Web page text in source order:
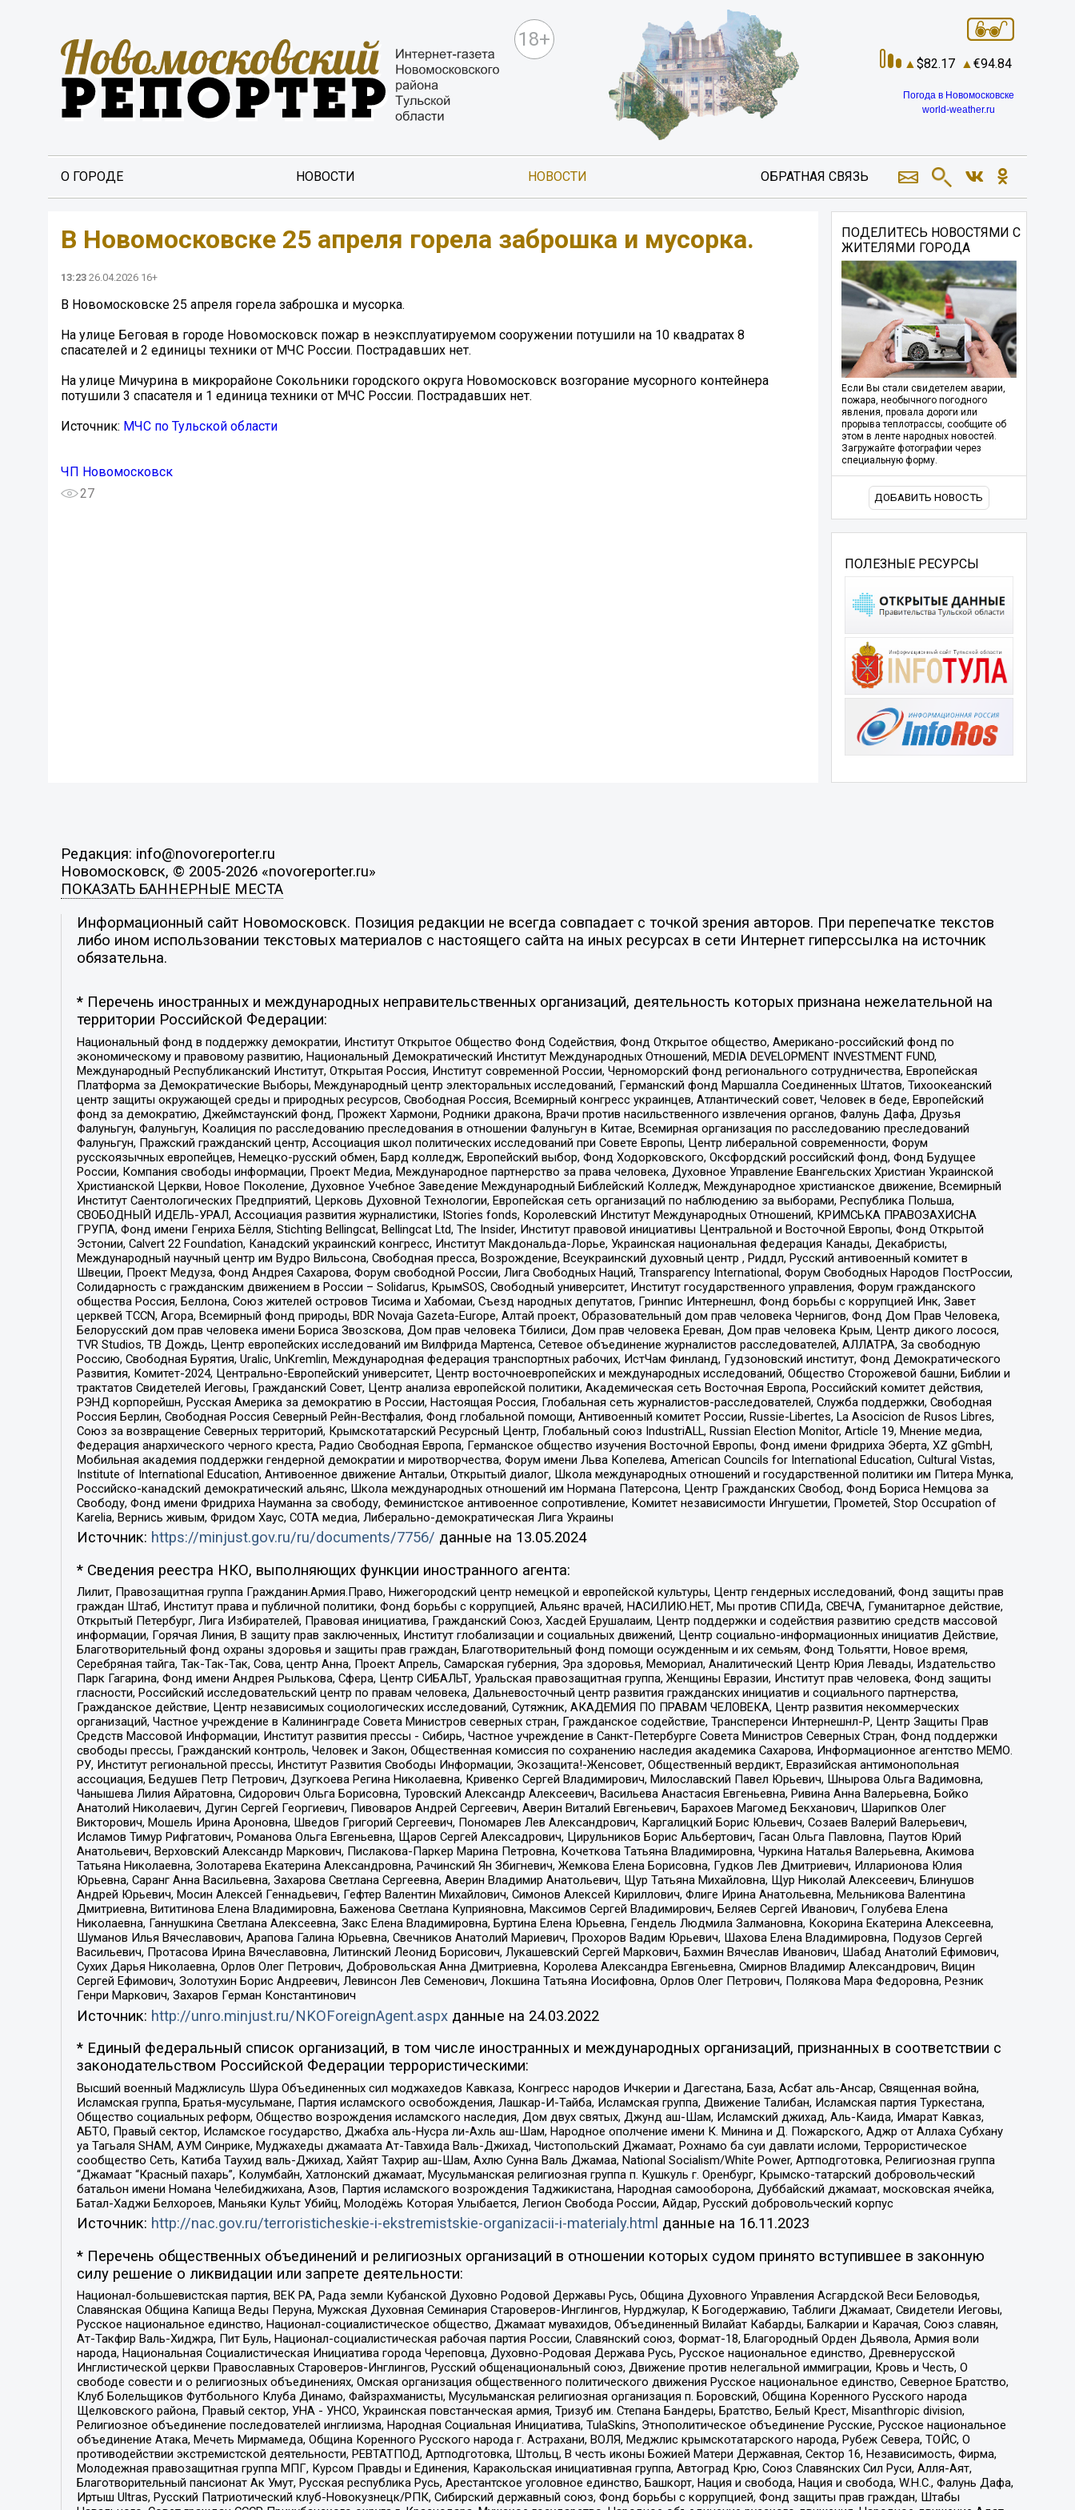
18+
82.17 94.84
Погода в Новомосковске
world-weather.ru
О ГОРОДЕ НОВОСТИ НОВОСТИ ОБРАТНАЯ СВЯЗЬ
️В Новомосковске 25 апреля горела заброшка и мусорка.
13:23 26.04.2026 16+
️В Новомосковске 25 апреля горела заброшка и мусорка.
На улице Беговая в городе Новомосковск пожар в неэксплуатируемом сооружении потушили на 10 квадратах 8
спасателей и 2 единицы техники от МЧС России. Пострадавших нет.
На улице Мичурина в микрорайоне Сокольники городского округа Новомосковск возгорание мусорного контейнера
потушили 3 спасателя и 1 единица техники от МЧС России. Пострадавших нет.
Источник: МЧС по Тульской области
ЧП Новомосковск
27
ПОДЕЛИТЕСЬ НОВОСТЯМИ С
ЖИТЕЛЯМИ ГОРОДА
Если Вы стали свидетелем аварии,
пожара, необычного погодного
явления, провала дороги или
прорыва теплотрассы, сообщите об
этом в ленте народных новостей.
Загружайте фотографии через
специальную форму.
ДОБАВИТЬ НОВОСТЬ
ПОЛЕЗНЫЕ РЕСУРСЫ
Редакция: info@novoreporter.ru
Новомосковск, © 2005-2026 «novoreporter.ru»
ПОКАЗАТЬ БАННЕРНЫЕ МЕСТА
Информационный сайт Новомосковск. Позиция редакции не всегда совпадает с точкой зрения авторов. При перепечатке текстов
либо ином использовании текстовых материалов с настоящего сайта на иных ресурсах в сети Интернет гиперссылка на источник
обязательна.
* Перечень иностранных и международных неправительственных организаций, деятельность которых признана нежелательной на
территории Российской Федерации:
Национальный фонд в поддержку демократии, Институт Открытое Общество Фонд Содействия, Фонд Открытое общество, Американо-российский фонд по
экономическому и правовому развитию, Национальный Демократический Институт Международных Отношений, MEDIA DEVELOPMENT INVESTMENT FUND,
Международный Республиканский Институт, Открытая Россия, Институт современной России, Черноморский фонд регионального сотрудничества, Европейская
Платформа за Демократические Выборы, Международный центр электоральных исследований, Германский фонд Маршалла Соединенных Штатов, Тихоокеанский
центр защиты окружающей среды и природных ресурсов, Свободная Россия, Всемирный конгресс украинцев, Атлантический совет, Человек в беде, Европейский
фонд за демократию, Джеймстаунский фонд, Прожект Хармони, Родники дракона, Врачи против насильственного извлечения органов, Фалунь Дафа, Друзья
Фалуньгун, Фалуньгун, Коалиция по расследованию преследования в отношении Фалуньгун в Китае, Всемирная организация по расследованию преследований
Фалуньгун, Пражский гражданский центр, Ассоциация школ политических исследований при Совете Европы, Центр либеральной современности, Форум
русскоязычных европейцев, Немецко-русский обмен, Бард колледж, Европейский выбор, Фонд Ходорковского, Оксфордский российский фонд, Фонд Будущее
России, Компания свободы информации, Проект Медиа, Международное партнерство за права человека, Духовное Управление Евангельских Христиан Украинской
Христианской Церкви, Новое Поколение, Духовное Учебное Заведение Международный Библейский Колледж, Международное христианское движение, Всемирный
Институт Саентологических Предприятий, Церковь Духовной Технологии, Европейская сеть организаций по наблюдению за выборами, Республика Польша,
СВОБОДНЫЙ ИДЕЛЬ-УРАЛ, Ассоциация развития журналистики, IStories fonds, Королевский Институт Международных Отношений, КРИМСЬКА ПРАВОЗАХИСНА
ГРУПА, Фонд имени Генриха Бёлля, Stichting Bellingcat, Bellingcat Ltd, The Insider, Институт правовой инициативы Центральной и Восточной Европы, Фонд Открытой
Эстонии, Calvert 22 Foundation, Канадский украинский конгресс, Институт Макдональда-Лорье, Украинская национальная федерация Канады, Декабристы,
Международный научный центр им Вудро Вильсона, Свободная пресса, Возрождение, Всеукраинский духовный центр , Риддл, Русский антивоенный комитет в
Швеции, Проект Медуза, Фонд Андрея Сахарова, Форум свободной России, Лига Свободных Наций, Transparеncy International, Форум Свободных Народов ПостРоссии,
Солидарность с гражданским движением в России – Solidarus, КрымSOS, Свободный университет, Институт государственного управления, Форум гражданского
общества Россия, Беллона, Союз жителей островов Тисима и Хабомаи, Съезд народных депутатов, Гринпис Интернешнл, Фонд борьбы с коррупцией Инк, Завет
церквей TCCN, Агора, Всемирный фонд природы, BDR Novaja Gazeta-Europe, Алтай проект, Образовательный дом прав человека Чернигов, Фонд Дом Прав Человека,
Белорусский дом прав человека имени Бориса Звозскова, Дом прав человека Тбилиси, Дом прав человека Ереван, Дом прав человека Крым, Центр дикого лосося,
TVR Studios, ТВ Дождь, Центр европейских исследований им Вилфрида Мартенса, Сетевое объединение журналистов расследователей, АЛЛАТРА, За свободную
Россию, Свободная Бурятия, Uralic, UnKremlin, Международная федерация транспортных рабочих, ИстЧам Финланд, Гудзоновский институт, Фонд Демократического
Развития, Комитет-2024, Центрально-Европейский университет, Центр восточноевропейских и международных исследований, Общество Сторожевой башни, Библии и
трактатов Свидетелей Иеговы, Гражданский Совет, Центр анализа европейской политики, Академическая сеть Восточная Европа, Российский комитет действия,
РЭНД корпорейшн, Русская Америка за демократию в России, Настоящая Россия, Глобальная сеть журналистов-расследователей, Служба поддержки, Свободная
Россия Берлин, Свободная Россия Северный Рейн-Вестфалия, Фонд глобальной помощи, Антивоенный комитет России, Russie-Libertes, La Asocicion de Rusos Libres,
Союз за возвращение Северных территорий, Крымскотатарский Ресурсный Центр, Глобальный союз IndustriALL, Russian Election Monitor, Article 19, Мнение медиа,
Федерация анархического черного креста, Радио Свободная Европа, Германское общество изучения Восточной Европы, Фонд имени Фридриха Эберта, XZ gGmbH,
Мобильная академия поддержки гендерной демократии и миротворчества, Форум имени Льва Копелева, American Councils for International Education, Cultural Vistas,
Institute of International Education, Антивоенное движение Антальи, Открытый диалог, Школа международных отношений и государственной политики им Питера Мунка,
Российско-канадский демократический альянс, Школа международных отношений им Нормана Патерсона, Центр Гражданских Свобод, Фонд Бориса Немцова за
Свободу, Фонд имени Фридриха Науманна за свободу, Феминистское антивоенное сопротивление, Комитет независимости Ингушетии, Прометей, Stop Occupation of
Karelia, Вернись живым, Фридом Хаус, СОТА медиа, Либерально-демократическая Лига Украины
Источник: https://minjust.gov.ru/ru/documents/7756/ данные на 13.05.2024
* Сведения реестра НКО, выполняющих функции иностранного агента:
Лилит, Правозащитная группа Гражданин.Армия.Право, Нижегородский центр немецкой и европейской культуры, Центр гендерных исследований, Фонд защиты прав
граждан Штаб, Институт права и публичной политики, Фонд борьбы с коррупцией, Альянс врачей, НАСИЛИЮ.НЕТ, Мы против СПИДа, СВЕЧА, Гуманитарное действие,
Открытый Петербург, Лига Избирателей, Правовая инициатива, Гражданский Союз, Хасдей Ерушалаим, Центр поддержки и содействия развитию средств массовой
информации, Горячая Линия, В защиту прав заключенных, Институт глобализации и социальных движений, Центр социально-информационных инициатив Действие,
Благотворительный фонд охраны здоровья и защиты прав граждан, Благотворительный фонд помощи осужденным и их семьям, Фонд Тольятти, Новое время,
Серебряная тайга, Так-Так-Так, Сова, центр Анна, Проект Апрель, Самарская губерния, Эра здоровья, Мемориал, Аналитический Центр Юрия Левады, Издательство
Парк Гагарина, Фонд имени Андрея Рылькова, Сфера, Центр СИБАЛЬТ, Уральская правозащитная группа, Женщины Евразии, Институт прав человека, Фонд защиты
гласности, Российский исследовательский центр по правам человека, Дальневосточный центр развития гражданских инициатив и социального партнерства,
Гражданское действие, Центр независимых социологических исследований, Сутяжник, АКАДЕМИЯ ПО ПРАВАМ ЧЕЛОВЕКА, Центр развития некоммерческих
организаций, Частное учреждение в Калининграде Совета Министров северных стран, Гражданское содействие, Трансперенси Интернешнл-Р, Центр Защиты Прав
Средств Массовой Информации, Институт развития прессы - Сибирь, Частное учреждение в Санкт-Петербурге Совета Министров Северных Стран, Фонд поддержки
свободы прессы, Гражданский контроль, Человек и Закон, Общественная комиссия по сохранению наследия академика Сахарова, Информационное агентство МЕМО.
РУ, Институт региональной прессы, Институт Развития Свободы Информации, Экозащита!-Женсовет, Общественный вердикт, Евразийская антимонопольная
ассоциация, Бедушев Петр Петрович, Дзугкоева Регина Николаевна, Кривенко Сергей Владимирович, Милославский Павел Юрьевич, Шнырова Ольга Вадимовна,
Чанышева Лилия Айратовна, Сидорович Ольга Борисовна, Туровский Александр Алексеевич, Васильева Анастасия Евгеньевна, Ривина Анна Валерьевна, Бойко
Анатолий Николаевич, Дугин Сергей Георгиевич, Пивоваров Андрей Сергеевич, Аверин Виталий Евгеньевич, Барахоев Магомед Бекханович, Шарипков Олег
Викторович, Мошель Ирина Ароновна, Шведов Григорий Сергеевич, Пономарев Лев Александрович, Каргалицкий Борис Юльевич, Созаев Валерий Валерьевич,
Исламов Тимур Рифгатович, Романова Ольга Евгеньевна, Щаров Сергей Алексадрович, Цирульников Борис Альбертович, Гасан Ольга Павловна, Паутов Юрий
Анатольевич, Верховский Александр Маркович, Пислакова-Паркер Марина Петровна, Кочеткова Татьяна Владимировна, Чуркина Наталья Валерьевна, Акимова
Татьяна Николаевна, Золотарева Екатерина Александровна, Рачинский Ян Збигневич, Жемкова Елена Борисовна, Гудков Лев Дмитриевич, Илларионова Юлия
Юрьевна, Саранг Анна Васильевна, Захарова Светлана Сергеевна, Аверин Владимир Анатольевич, Щур Татьяна Михайловна, Щур Николай Алексеевич, Блинушов
Андрей Юрьевич, Мосин Алексей Геннадьевич, Гефтер Валентин Михайлович, Симонов Алексей Кириллович, Флиге Ирина Анатольевна, Мельникова Валентина
Дмитриевна, Вититинова Елена Владимировна, Баженова Светлана Куприяновна, Максимов Сергей Владимирович, Беляев Сергей Иванович, Голубева Елена
Николаевна, Ганнушкина Светлана Алексеевна, Закс Елена Владимировна, Буртина Елена Юрьевна, Гендель Людмила Залмановна, Кокорина Екатерина Алексеевна,
Шуманов Илья Вячеславович, Арапова Галина Юрьевна, Свечников Анатолий Мариевич, Прохоров Вадим Юрьевич, Шахова Елена Владимировна, Подузов Сергей
Васильевич, Протасова Ирина Вячеславовна, Литинский Леонид Борисович, Лукашевский Сергей Маркович, Бахмин Вячеслав Иванович, Шабад Анатолий Ефимович,
Сухих Дарья Николаевна, Орлов Олег Петрович, Добровольская Анна Дмитриевна, Королева Александра Евгеньевна, Смирнов Владимир Александрович, Вицин
Сергей Ефимович, Золотухин Борис Андреевич, Левинсон Лев Семенович, Локшина Татьяна Иосифовна, Орлов Олег Петрович, Полякова Мара Федоровна, Резник
Генри Маркович, Захаров Герман Константинович
Источник: http://unro.minjust.ru/NKOForeignAgent.aspxданные на 24.03.2022
* Единый федеральный список организаций, в том числе иностранных и международных организаций, признанных в соответствии с
законодательством Российской Федерации террористическими:
Высший военный Маджлисуль Шура Объединенных сил моджахедов Кавказа, Конгресс народов Ичкерии и Дагестана, База, Асбат аль-Ансар, Священная война,
Исламская группа, Братья-мусульмане, Партия исламского освобождения, Лашкар-И-Тайба, Исламская группа, Движение Талибан, Исламская партия Туркестана,
Общество социальных реформ, Общество возрождения исламского наследия, Дом двух святых, Джунд аш-Шам, Исламский джихад, Аль-Каида, Имарат Кавказ,
АБТО, Правый сектор, Исламское государство, Джабха аль-Нусра ли-Ахль аш-Шам, Народное ополчение имени К. Минина и Д. Пожарского, Аджр от Аллаха Субхану
уа Тагьаля SHAM, АУМ Синрике, Муджахеды джамаата Ат-Тавхида Валь-Джихад, Чистопольский Джамаат, Рохнамо ба суи давлати исломи, Террористическое
сообщество Сеть, Катиба Таухид валь-Джихад, Хайят Тахрир аш-Шам, Ахлю Сунна Валь Джамаа, National Socialism/White Power, Артподготовка, Религиозная группа
“Джамаат “Красный пахарь”, Колумбайн, Хатлонский джамаат, Мусульманская религиозная группа п. Кушкуль г. Оренбург, Крымско-татарский добровольческий
батальон имени Номана Челебиджихана, Азов, Партия исламского возрождения Таджикистана, Народная самооборона, Дуббайский джамаат, московская ячейка,
Батал-Хаджи Белхороев, Маньяки Культ Убийц, Молодёжь Которая Улыбается, Легион Свобода России, Айдар, Русский добровольческий корпус
Источник: http://nac.gov.ru/terroristicheskie-i-ekstremistskie-organizacii-i-materialy.html данные на 16.11.2023
* Перечень общественных объединений и религиозных организаций в отношении которых судом принято вступившее в законную
силу решение о ликвидации или запрете деятельности:
Национал-большевистская партия, ВЕК РА, Рада земли Кубанской Духовно Родовой Державы Русь, Община Духовного Управления Асгардской Веси Беловодья,
Славянская Община Капища Веды Перуна, Мужская Духовная Семинария Староверов-Инглингов, Нурджулар, К Богодержавию, Таблиги Джамаат, Свидетели Иеговы,
Русское национальное единство, Национал-социалистическое общество, Джамаат мувахидов, Объединенный Вилайат Кабарды, Балкарии и Карачая, Союз славян,
Ат-Такфир Валь-Хиджра, Пит Буль, Национал-социалистическая рабочая партия России, Славянский союз, Формат-18, Благородный Орден Дьявола, Армия воли
народа, Национальная Социалистическая Инициатива города Череповца, Духовно-Родовая Держава Русь, Русское национальное единство, Древнерусской
Инглистической церкви Православных Староверов-Инглингов, Русский общенациональный союз, Движение против нелегальной иммиграции, Кровь и Честь, О
свободе совести и о религиозных объединениях, Омская организация общественного политического движения Русское национальное единство, Северное Братство,
Клуб Болельщиков Футбольного Клуба Динамо, Файзрахманисты, Мусульманская религиозная организация п. Боровский, Община Коренного Русского народа
Щелковского района, Правый сектор, УНА - УНСО, Украинская повстанческая армия, Тризуб им. Степана Бандеры, Братство, Белый Крест, Misanthropic division,
Религиозное объединение последователей инглиизма, Народная Социальная Инициатива, TulaSkins, Этнополитическое объединение Русские, Русское национальное
объединение Атака, Мечеть Мирмамеда, Община Коренного Русского народа г. Астрахани, ВОЛЯ, Меджлис крымскотатарского народа, Рубеж Севера, ТОЙС, О
противодействии экстремистской деятельности, РЕВТАТПОД, Артподготовка, Штольц, В честь иконы Божией Матери Державная, Сектор 16, Независимость, Фирма,
Молодежная правозащитная группа МПГ, Курсом Правды и Единения, Каракольская инициативная группа, Автоград Крю, Союз Славянских Сил Руси, Алля-Аят,
Благотворительный пансионат Ак Умут, Русская республика Русь, Арестантское уголовное единство, Башкорт, Нация и свобода, Нация и свобода, W.H.С., Фалунь Дафа,
Иртыш Ultras, Русский Патриотический клуб-Новокузнецк/РПК, Сибирский державный союз, Фонд борьбы с коррупцией, Фонд защиты прав граждан, Штабы